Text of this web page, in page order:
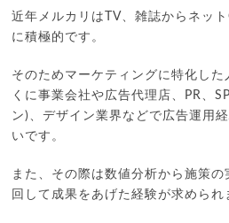
近年メルカリはTV、雑誌からネッ
に積極的です。
そのためマーケティングに特化した
くに事業会社や広告代理店、PR、
ン)、デザイン業界などで広告運用
いです。
また、その際は数値分析から施策の
回して成果をあげた経験が求められ